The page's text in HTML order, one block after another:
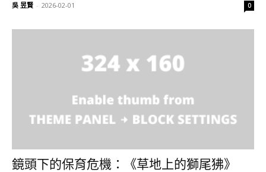
吳 昱賢 - 2026-02-01 0
鏡頭下的保育危機：《草地上的獅尾狒》